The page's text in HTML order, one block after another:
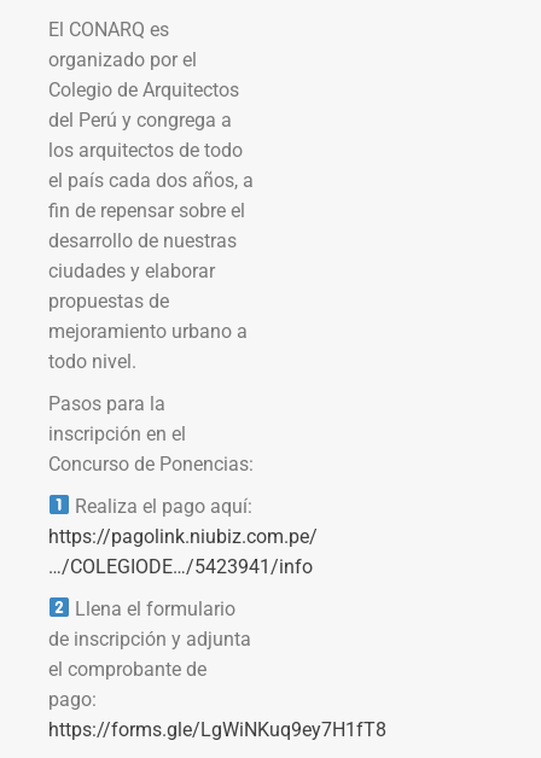
El CONARQ es
organizado por el
Colegio de Arquitectos
del Perú y congrega a
los arquitectos de todo
el país cada dos años, a
fin de repensar sobre el
desarrollo de nuestras
ciudades y elaborar
propuestas de
mejoramiento urbano a
todo nivel.
Pasos para la
inscripción en el
Concurso de Ponencias:
Realiza el pago aquí:
https://pagolink.niubiz.com.pe/
…/COLEGIODE…/5423941/info
Llena el formulario
de inscripción y adjunta
el comprobante de
pago:
https://forms.gle/LgWiNKuq9ey7H1fT8